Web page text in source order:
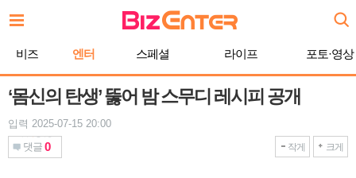
문
비즈 엔터 스페셜 라이프 포토·영상
‘몸신의 탄생’ 뚫어 밤 스무디 레시피 공개
입력 2025-07-15 20:00
댓글 0 작게 크게